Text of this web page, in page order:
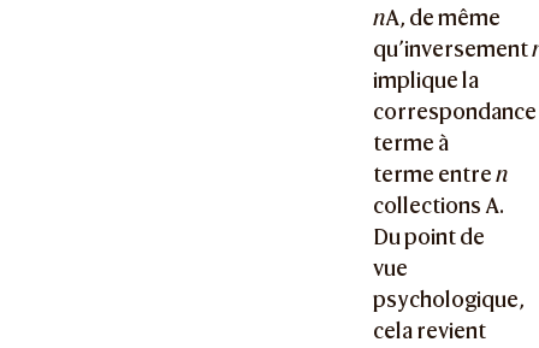
nA, de même
qu’inversement
implique la
correspondance
terme à
terme entren
collections A.
Du point de
vue
psychologique,
cela revient